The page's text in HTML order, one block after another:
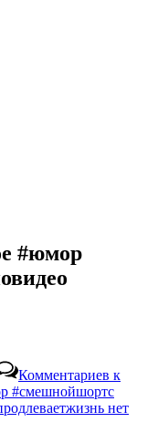
#юмор
Комментариев к
#смешнойшортс
нет